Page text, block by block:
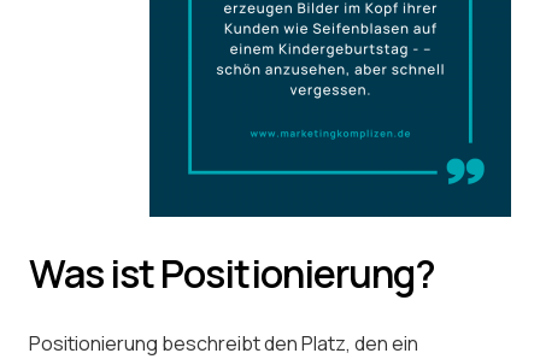
Was ist Positionierung?
Positionierung beschreibt den Platz, den ein